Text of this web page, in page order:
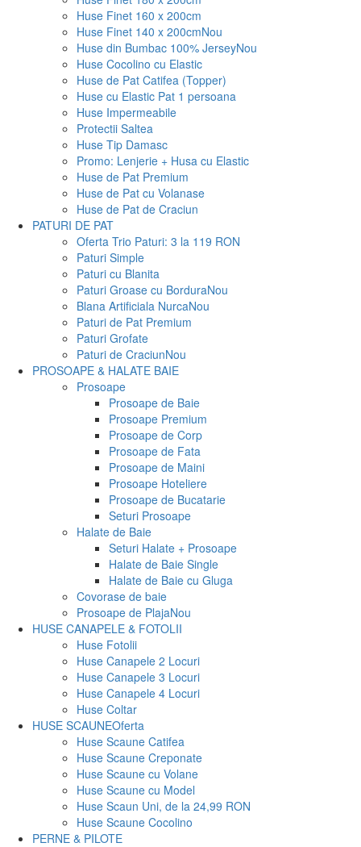
Huse Finet 160 x 200cm
Huse Finet 140 x 200cmNou
Huse din Bumbac 100% JerseyNou
Huse Cocolino cu Elastic
Huse de Pat Catifea (Topper)
Huse cu Elastic Pat 1 persoana
Huse Impermeabile
Protectii Saltea
Huse Tip Damasc
Promo: Lenjerie + Husa cu Elastic
Huse de Pat Premium
Huse de Pat cu Volanase
Huse de Pat de Craciun
PATURI DE PAT
Oferta Trio Paturi: 3 la 119 RON
Paturi Simple
Paturi cu Blanita
Paturi Groase cu BorduraNou
Blana Artificiala NurcaNou
Paturi de Pat Premium
Paturi Grofate
Paturi de CraciunNou
PROSOAPE & HALATE BAIE
Prosoape
Prosoape de Baie
Prosoape Premium
Prosoape de Corp
Prosoape de Fata
Prosoape de Maini
Prosoape Hoteliere
Prosoape de Bucatarie
Seturi Prosoape
Halate de Baie
Seturi Halate + Prosoape
Halate de Baie Single
Halate de Baie cu Gluga
Covorase de baie
Prosoape de PlajaNou
HUSE CANAPELE & FOTOLII
Huse Fotolii
Huse Canapele 2 Locuri
Huse Canapele 3 Locuri
Huse Canapele 4 Locuri
Huse Coltar
HUSE SCAUNEOferta
Huse Scaune Catifea
Huse Scaune Creponate
Huse Scaune cu Volane
Huse Scaune cu Model
Huse Scaun Uni, de la 24,99 RON
Huse Scaune Cocolino
PERNE & PILOTE